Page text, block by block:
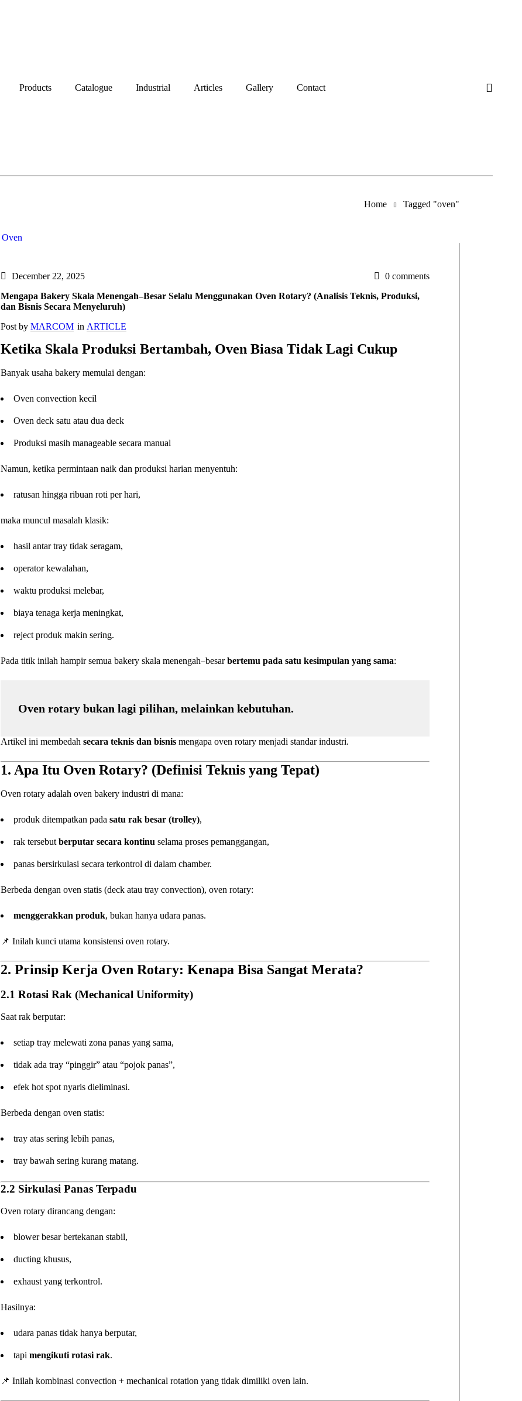
Products Catalogue Industrial Articles Gallery Contact
Home Tagged "oven"
December 22, 2025
0 comments
Mengapa Bakery Skala Menengah–Besar Selalu Menggunakan Oven Rotary? (Analisis Teknis, Produksi,
dan Bisnis Secara Menyeluruh)
Post by MARCOM in ARTICLE
Ketika Skala Produksi Bertambah, Oven Biasa Tidak Lagi Cukup
Banyak usaha bakery memulai dengan:
Oven convection kecil
Oven deck satu atau dua deck
Produksi masih manageable secara manual
Namun, ketika permintaan naik dan produksi harian menyentuh:
ratusan hingga ribuan roti per hari,
maka muncul masalah klasik:
hasil antar tray tidak seragam,
operator kewalahan,
waktu produksi melebar,
biaya tenaga kerja meningkat,
reject produk makin sering.
Pada titik inilah hampir semua bakery skala menengah–besarbertemu pada satu kesimpulan yang sama:
Oven rotary bukan lagi pilihan, melainkan kebutuhan.
Artikel ini membedah secara teknis dan bisnis mengapa oven rotary menjadi standar industri.
1. Apa Itu Oven Rotary? (Definisi Teknis yang Tepat)
Oven rotary adalah oven bakery industri di mana:
produk ditempatkan pada satu rak besar (trolley),
rak tersebut berputar secara kontinu selama proses pemanggangan,
panas bersirkulasi secara terkontrol di dalam chamber.
Berbeda dengan oven statis (deck atau tray convection), oven rotary:
menggerakkan produk, bukan hanya udara panas.
📌 Inilah kunci utama konsistensi oven rotary.
2. Prinsip Kerja Oven Rotary: Kenapa Bisa Sangat Merata?
2.1 Rotasi Rak (Mechanical Uniformity)
Saat rak berputar:
setiap tray melewati zona panas yang sama,
tidak ada tray “pinggir” atau “pojok panas”,
efek hot spot nyaris dieliminasi.
Berbeda dengan oven statis:
tray atas sering lebih panas,
tray bawah sering kurang matang.
2.2 Sirkulasi Panas Terpadu
Oven rotary dirancang dengan:
blower besar bertekanan stabil,
ducting khusus,
exhaust yang terkontrol.
Hasilnya:
udara panas tidak hanya berputar,
tapi mengikuti rotasi rak.
📌 Inilah kombinasi convection + mechanical rotation yang tidak dimiliki oven lain.